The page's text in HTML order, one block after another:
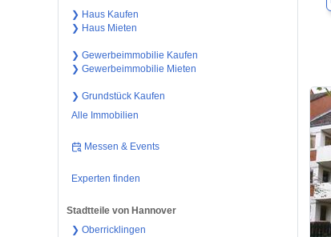
❯ Haus Kaufen
❯ Haus Mieten
❯ Gewerbeimmobilie Kaufen
❯ Gewerbeimmobilie Mieten
❯ Grundstück Kaufen
Alle Immobilien
Messen & Events
Experten finden
Stadtteile von Hannover
❯ Oberricklingen